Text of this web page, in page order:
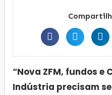
“Nova ZFM, fundos e
Indústria precisam